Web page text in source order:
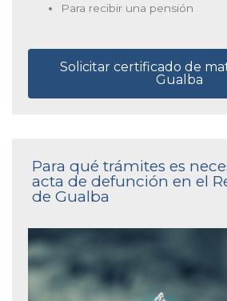
Para recibir una pensión
Solicitar certificado de
Gualba
Para qué trámites es
acta de defunción en el
de Gualba